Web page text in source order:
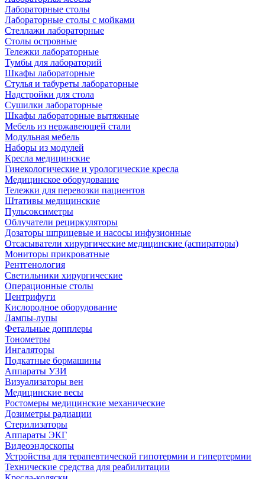
Лабораторные столы
Лабораторные столы с мойками
Стеллажи лабораторные
Столы островные
Тележки лабораторные
Тумбы для лабораторий
Шкафы лабораторные
Стулья и табуреты лабораторные
Надстройки для стола
Сушилки лабораторные
Шкафы лабораторные вытяжные
Мебель из нержавеющей стали
Модульная мебель
Наборы из модулей
Кресла медицинские
Гинекологические и урологические кресла
Медицинское оборудование
Тележки для перевозки пациентов
Штативы медицинские
Пульсоксиметры
Облучатели рециркуляторы
Дозаторы шприцевые и насосы инфузионные
Отсасыватели хирургические медицинские (аспираторы)
Мониторы прикроватные
Рентгенология
Светильники хирургические
Операционные столы
Центрифуги
Кислородное оборудование
Лампы-лупы
Фетальные допплеры
Тонометры
Ингаляторы
Подкатные бормашины
Аппараты УЗИ
Визуализаторы вен
Медицинские весы
Ростомеры медицинские механические
Дозиметры радиации
Стерилизаторы
Аппараты ЭКГ
Видеоэндоскопы
Устройства для терапевтической гипотермии и гипертермии
Технические средства для реабилитации